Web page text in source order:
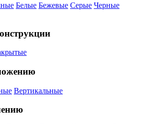
Белые Бежевые Серые Черные
Вертикальные